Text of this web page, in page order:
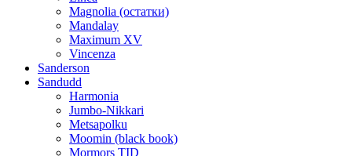
Magnolia (остатки)
Mandalay
Maximum XV
Vincenza
Sanderson
Sandudd
Harmonia
Jumbo-Nikkari
Metsapolku
Moomin (black book)
Mormors TID